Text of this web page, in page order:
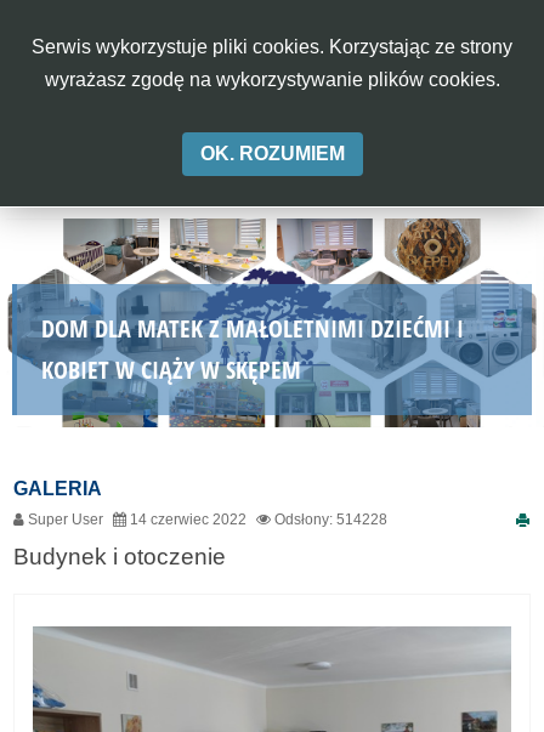
Aa Aa A-
DOM DLA MATEK Z MAŁOLETNIMI DZIEĆMI I
KOBIET W CIĄŻY W SKĘPEM
GALERIA
Super User 14 czerwiec 2022 Odsłony: 514228
Budynek i otoczenie
Serwis wykorzystuje pliki cookies. Korzystając ze strony
wyrażasz zgodę na wykorzystywanie plików cookies.
OK. ROZUMIEM